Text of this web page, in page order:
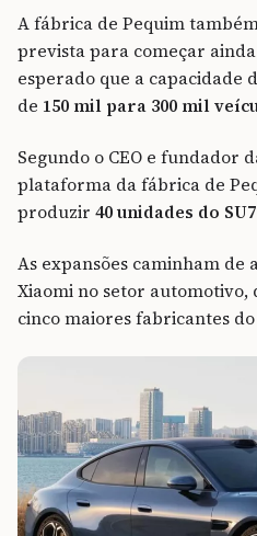
A fábrica de Pequim
prevista para começar ainda
esperado que a capacidade
de 150 mil para 300 mil
Segundo o CEO e fundador
plataforma da fábrica de
produzir 40 unidades do
As expansões caminham de
Xiaomi no setor automotivo,
cinco maiores fabricantes